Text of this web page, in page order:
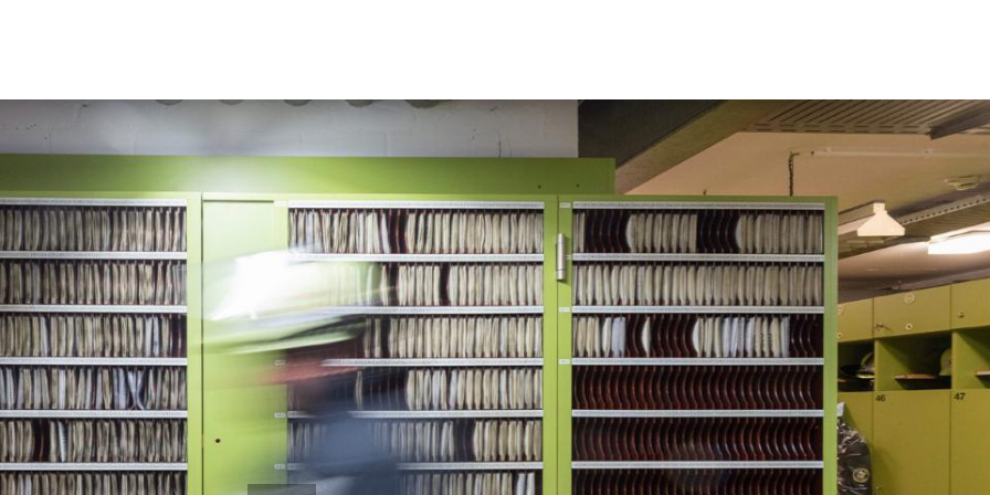
Pressemeldungen
Veranstaltungen
Einsätze
Organisation
Leitung
Abteilungen und Standorte
Fachgruppen
Jugendfeuerwehr
Alters- und Ehrenabteilung
Berufung Feuerwehr
Fahrzeuge Service und Kontakt
Oft gefragt